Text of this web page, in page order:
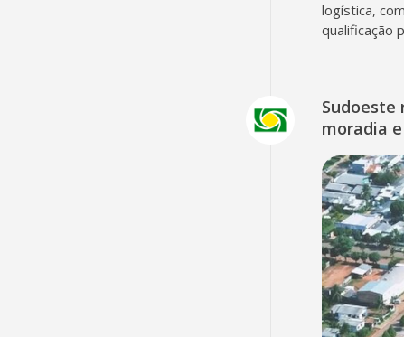
logística,
qualificação
Sudoeste
moradia